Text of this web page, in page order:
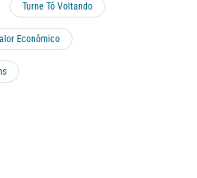
Turne Tô Voltando
Econômico